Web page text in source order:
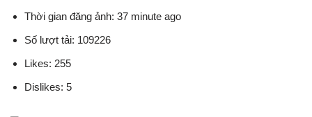
Thời gian đăng ảnh: 37 minute ago
Số lượt tải: 109226
Likes: 255
Dislikes: 5